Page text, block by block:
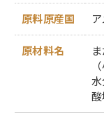
原料原産国
原材料名
酸